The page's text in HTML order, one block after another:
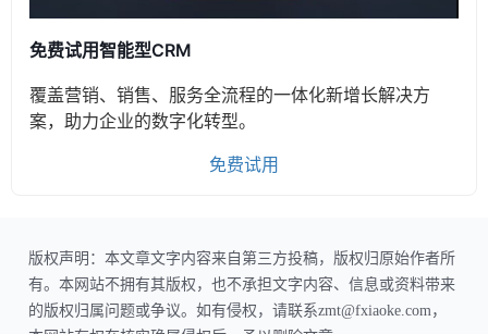
免费试用智能型CRM
覆盖营销、销售、服务全流程的一体化新增长解决方
案，助力企业的数字化转型。
免费试用
版权声明：本文章文字内容来自第三方投稿，版权归原始作者所
有。本网站不拥有其版权，也不承担文字内容、信息或资料带来
的版权归属问题或争议。如有侵权，请联系zmt@fxiaoke.com，